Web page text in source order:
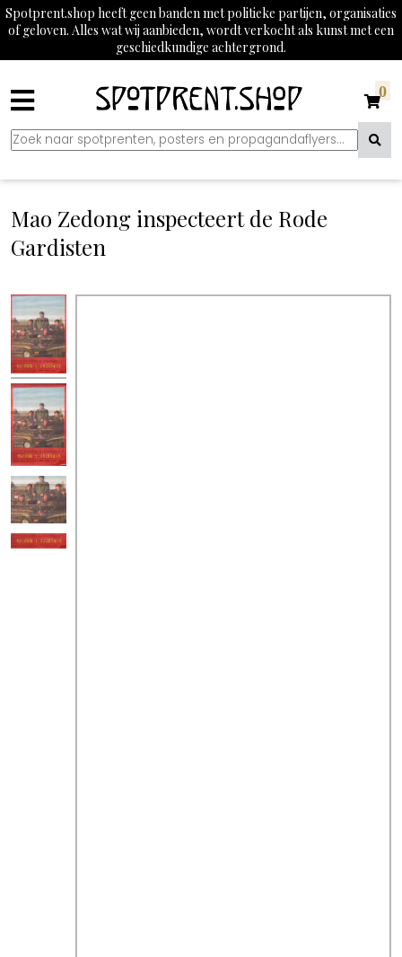
Spotprent.shop heeft geen banden met politieke partijen, organisaties
of geloven. Alles wat wij aanbieden, wordt verkocht als kunst met een
geschiedkundige achtergrond.
0
Mao Zedong inspecteert de Rode
Gardisten